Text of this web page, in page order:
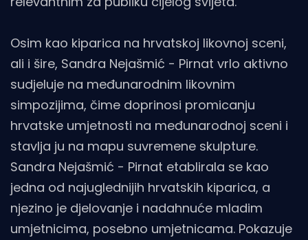
Osim kao kiparica na hrvatskoj likovnoj sceni,
ali i šire, Sandra Nejašmić - Pirnat vrlo aktivno
sudjeluje na međunarodnim likovnim
simpozijima, čime doprinosi promicanju
hrvatske umjetnosti na međunarodnoj sceni i
stavlja ju na mapu suvremene skulpture.
Sandra Nejašmić - Pirnat etablirala se kao
jedna od najuglednijih hrvatskih kiparica, a
njezino je djelovanje i nadahnuće mladim
umjetnicima, posebno umjetnicama. Pokazuje